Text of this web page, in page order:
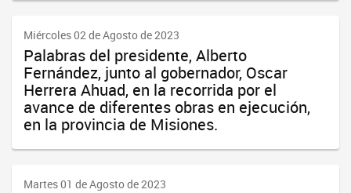
Miércoles 02 de Agosto de 2023
Palabras del presidente, Alberto
Fernández, junto al gobernador, Oscar
Herrera Ahuad, en la recorrida por el
avance de diferentes obras en ejecución,
en la provincia de Misiones.
Martes 01 de Agosto de 2023